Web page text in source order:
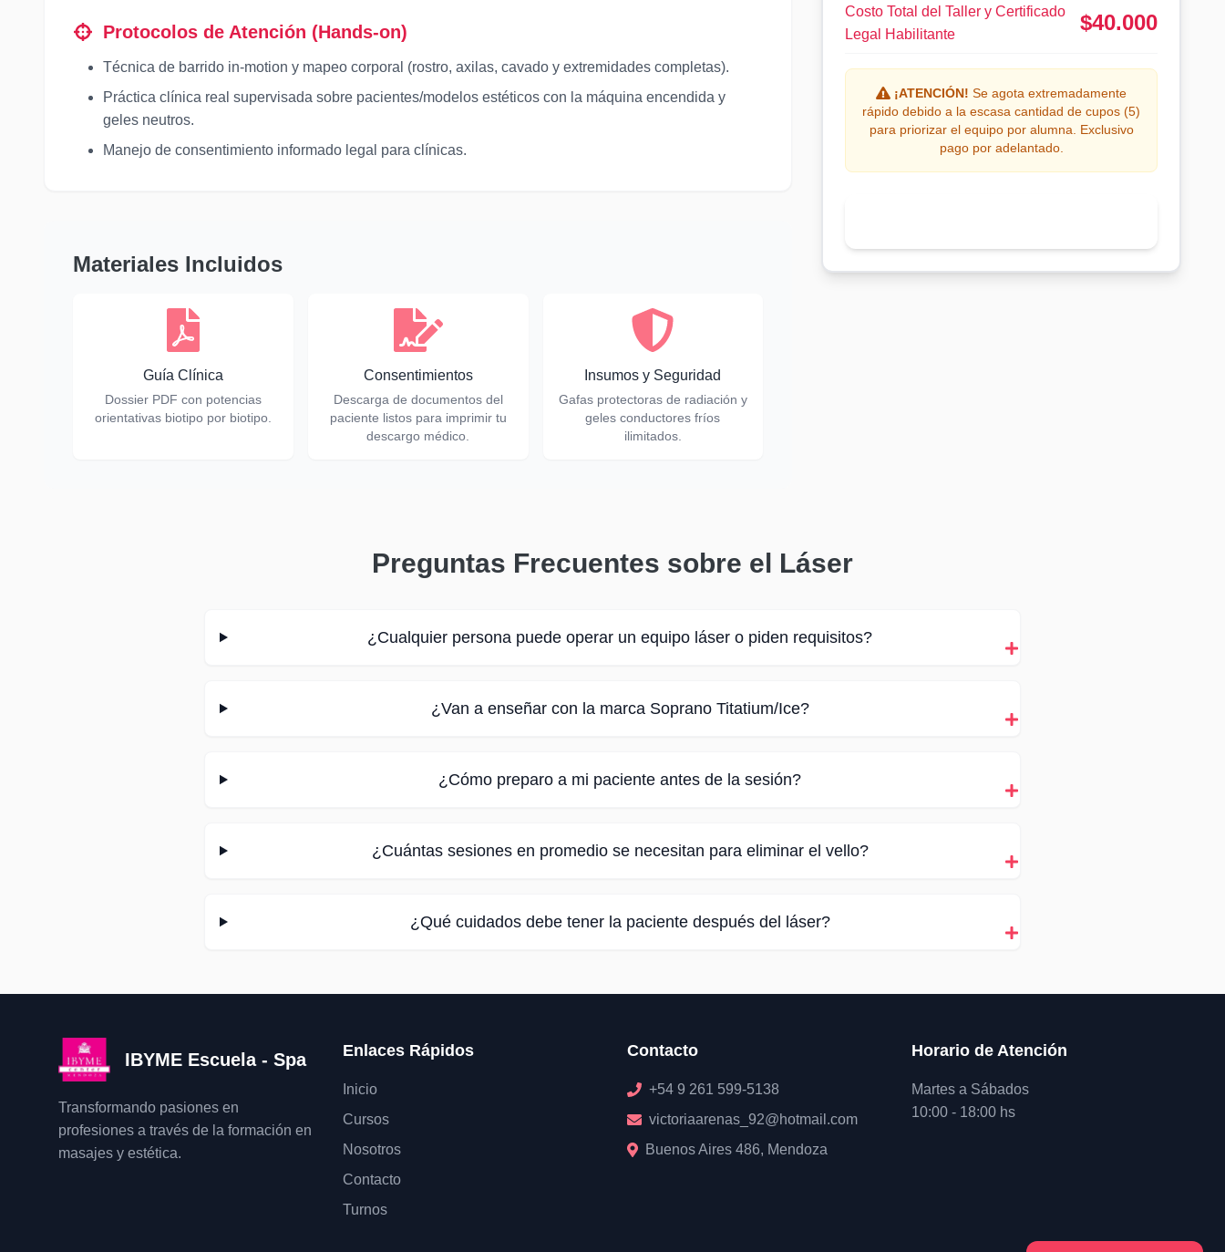
Protocolos de Atención (Hands-on)
Técnica de barrido in-motion y mapeo corporal (rostro, axilas, cavado y extremidades completas).
Práctica clínica real supervisada sobre pacientes/modelos estéticos con la máquina encendida y
geles neutros.
Manejo de consentimiento informado legal para clínicas.
Materiales Incluidos
Guía Clínica
Dossier PDF con potencias
orientativas biotipo por biotipo.
Consentimientos
Descarga de documentos del
paciente listos para imprimir tu
descargo médico.
Insumos y Seguridad
Gafas protectoras de radiación y
geles conductores fríos
ilimitados.
Costo Total del Taller y Certificado
Legal Habilitante
$40.000
¡ATENCIÓN! Se agota extremadamente
rápido debido a la escasa cantidad de cupos (5)
para priorizar el equipo por alumna. Exclusivo
pago por adelantado.
Preguntas Frecuentes sobre el Láser
¿Cualquier persona puede operar un equipo láser o piden requisitos?
¿Van a enseñar con la marca Soprano Titatium/Ice?
¿Cómo preparo a mi paciente antes de la sesión?
¿Cuántas sesiones en promedio se necesitan para eliminar el vello?
¿Qué cuidados debe tener la paciente después del láser?
IBYME Escuela - Spa
Transformando pasiones en
profesiones a través de la formación en
masajes y estética.
Enlaces Rápidos
Inicio
Cursos
Nosotros
Contacto
Turnos
Contacto
+54 9 261 599-5138
victoriaarenas_92@hotmail.com
Buenos Aires 486, Mendoza
Horario de Atención
Martes a Sábados
10:00 - 18:00 hs